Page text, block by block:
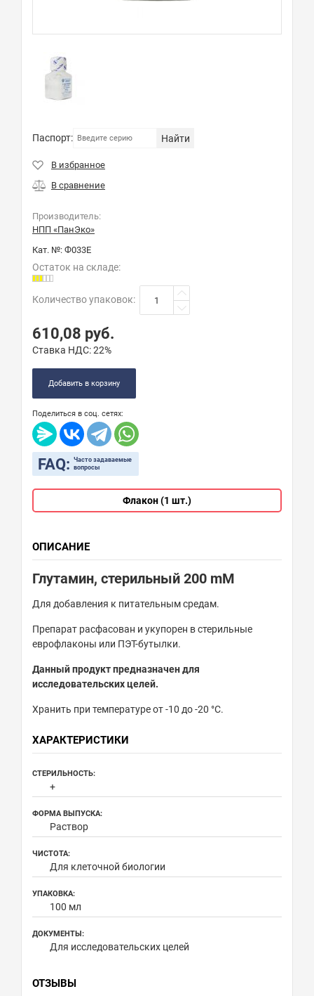
Паспорт: Найти
Производитель:
НПП «ПанЭко»
Кат. №: Ф033Е
Остаток на складе:
Количество упаковок:
610,08 руб.
Ставка НДС:22%
Добавить в корзину
Поделиться в соц. сетях:
FAQ: Часто задаваемые
вопросы
Флакон (1 шт.)
ОПИСАНИЕ
Глутамин, стерильный 200 mM
Для добавления к питательным средам.
Препарат расфасован и укупорен в стерильные
еврофлаконы или ПЭТ-бутылки.
Данный продукт предназначен для
исследовательских целей.
Хранить при температуре от -10 до -20 °С.
ХАРАКТЕРИСТИКИ
СТЕРИЛЬНОСТЬ:
+
ФОРМА ВЫПУСКА:
Раствор
ЧИСТОТА:
Для клеточной биологии
УПАКОВКА:
100 мл
ДОКУМЕНТЫ:
Для исследовательских целей
ОТЗЫВЫ